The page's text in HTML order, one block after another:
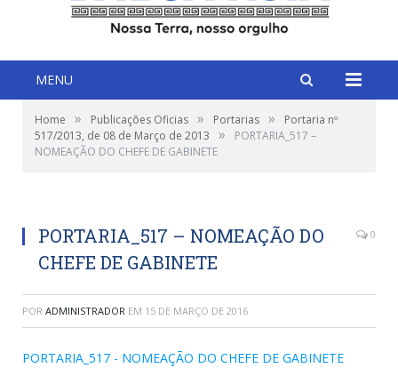
MENU
Home » Publicações Oficias » Portarias »
Portaria nº
517/2013, de 08 de Março de 2013
»
PORTARIA_517 –
NOMEAÇÃO DO CHEFE DE GABINETE
PORTARIA_517 – NOMEAÇÃO DO
CHEFE DE GABINETE
0
POR ADMINISTRADOR EM 15 DE MARÇO DE 2016
PORTARIA_517 - NOMEAÇÃO DO CHEFE DE GABINETE